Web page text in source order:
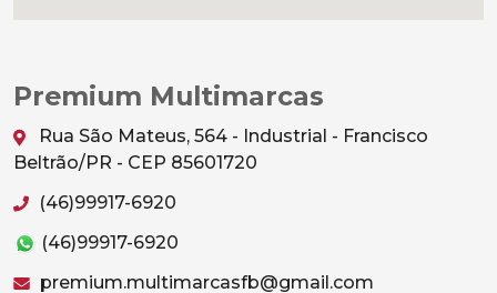
Premium Multimarcas
Rua São Mateus, 564 - Industrial - Francisco
Beltrão/PR - CEP 85601720
(46)99917-6920
(46)99917-6920
premium.multimarcasfb@gmail.com